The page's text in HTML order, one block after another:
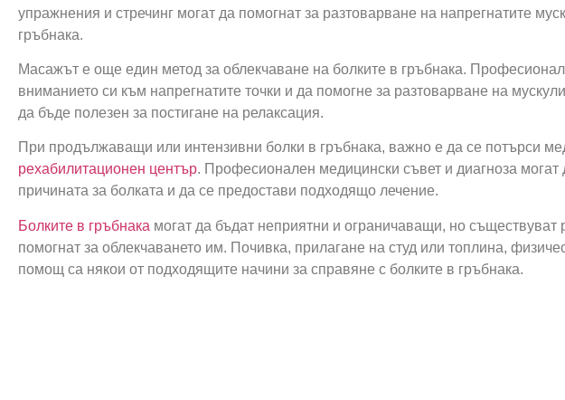
упражнения и стречинг могат да помогнат за разтоварване на напрегнатите
гръбнака.
Масажът е още един метод за облекчаване на болките в гръбнака.
вниманието си към напрегнатите точки и да помогне за разтоварване на
да бъде полезен за постигане на релаксация.
При продължаващи или интензивни болки в гръбнака, важно е да се потърси
рехабилитационен център. Професионален медицински съвет и диагноза
причината за болката и да се предостави подходящо лечение.
Болките в гръбнака могат да бъдат неприятни и ограничаващи, но съществуват
помогнат за облекчаването им. Почивка, прилагане на студ или топлина,
помощ са някои от подходящите начини за справяне с болките в гръбнака.